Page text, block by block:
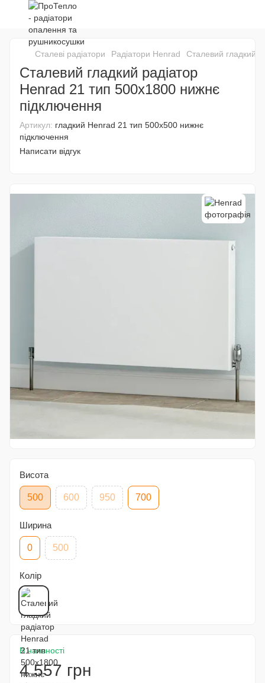
Сталеві радіатори Радіатори Henrad Сталевий гладкий
Сталевий гладкий радіатор
Henrad 21 тип 500x1800 нижнє
підключення
Артикул: гладкий Henrad 21 тип 500x500 нижнє
підключення
Написати відгук
Висота
500 600 950 700
Ширина
0 500
Колір
В наявності
4 557 грн